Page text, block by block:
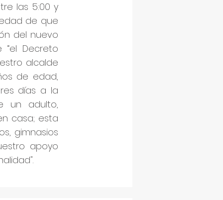
las 5:00 y
de que
del nuevo
“el Decreto
alcalde
de edad,
días a la
un adulto,
casa; esta
gimnasios
apoyo